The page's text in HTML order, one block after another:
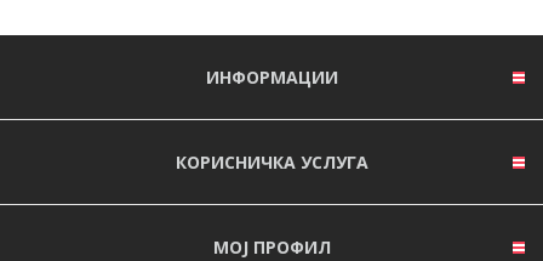
ИНФОРМАЦИИ
КОРИСНИЧКА УСЛУГА
МОЈ ПРОФИЛ